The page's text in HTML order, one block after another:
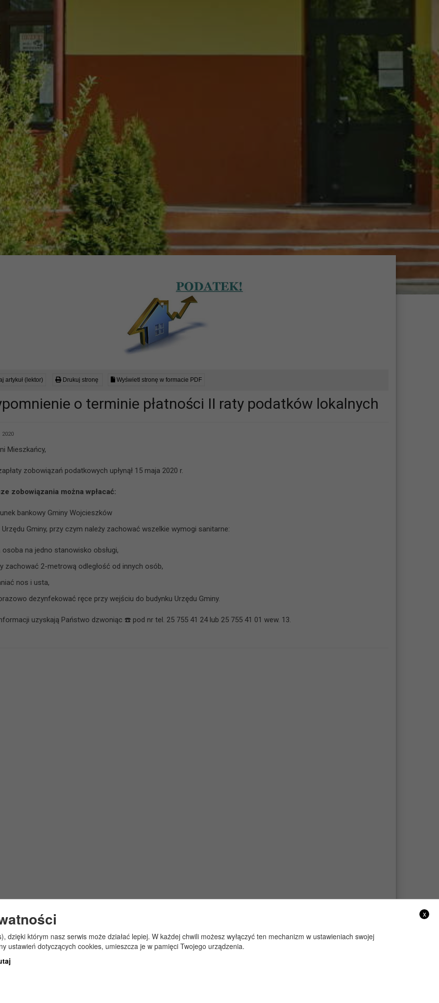
artykuł (lektor) Drukuj stronę Wyświetl stronę w formacie PDF
o terminie płatności II raty podatków lokalnych
Mieszkańcy,
zobowiązań podatkowych upłynął 15 maja 2020 r.
zobowiązania można wpłacać:
bankowy Gminy Wojcieszków
Gminy, przy czym należy zachować wszelkie wymogi sanitarne:
na jedno stanowisko obsługi,
zachować 2-metrową odległość od innych osób,
nos i usta,
dezynfekować ręce przy wejściu do budynku Urzędu Gminy.
uzyskają Państwo dzwoniąc ☎️ pod nr tel. 25 755 41 24 lub 25 755 41 01 wew. 13.
x
dzięki którym nasz serwis może działać lepiej. W każdej chwili możesz wyłączyć ten mechanizm w ustawieniach swojej
ustawień dotyczących cookies, umieszcza je w pamięci Twojego urządzenia.